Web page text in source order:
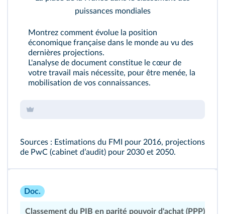
puissances mondiales
Montrez comment évolue la position
économique française dans le monde au vu des
dernières projections.
L'analyse de document constitue le cœur de
votre travail mais nécessite, pour être menée, la
mobilisation de vos connaissances.
Sources : Estimations du FMI pour 2016, projections
de PwC (cabinet dʼaudit) pour 2030 et 2050.
Doc.
Classement du PIB en parité pouvoir d'achat (PPP)